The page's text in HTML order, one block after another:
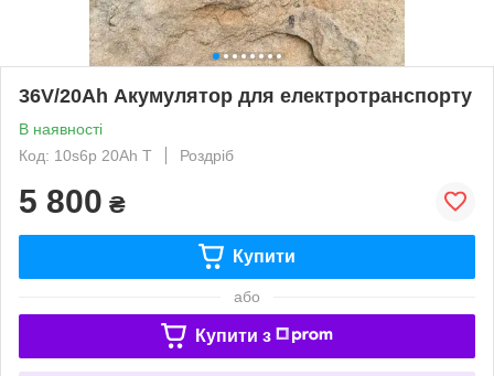
36V/20Ah Акумулятор для електротранспорту
В наявності
Код: 10s6p 20Ah T
Роздріб
5 800 ₴
Купити
або
Купити з